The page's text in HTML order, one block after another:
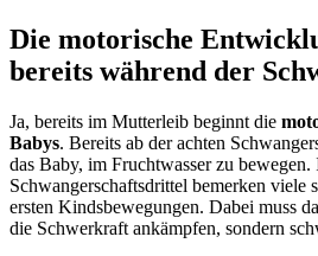
Die motorische
bereits während der
Ja, bereits im Mutterleib beginnt die
Babys. Bereits ab der achten
das Baby, im Fruchtwasser zu bewegen.
Schwangerschaftsdrittel bemerken viele
ersten Kindsbewegungen. Dabei muss
die Schwerkraft ankämpfen, sondern